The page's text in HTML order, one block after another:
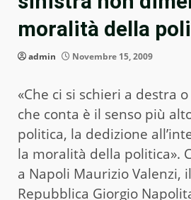
moralità della
admin Novembre 15, 2009
«Che ci si schieri a destra
che conta è il senso più
politica, la dedizione
la moralità della politica».
a Napoli Maurizio Valenzi,
Repubblica Giorgio